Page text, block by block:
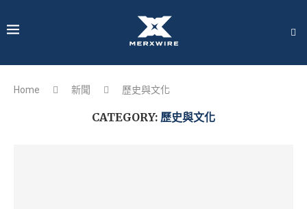
Home 新聞 歷史與文化
CATEGORY: 歷史與文化